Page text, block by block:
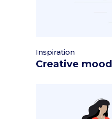
Inspiration
Creative mood